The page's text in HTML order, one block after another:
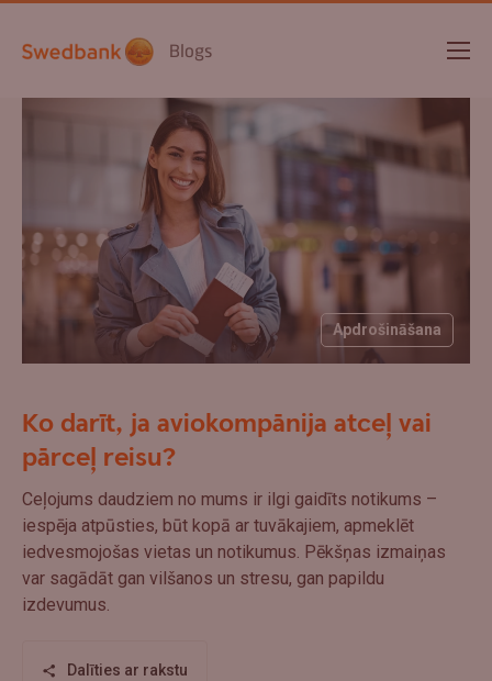
Blogs
Apdrošināšana
Ko darīt, ja aviokompānija atceļ vai
pārceļ reisu?
Ceļojums daudziem no mums ir ilgi gaidīts notikums –
iespēja atpūsties, būt kopā ar tuvākajiem, apmeklēt
iedvesmojošas vietas un notikumus. Pēkšņas izmaiņas
var sagādāt gan vilšanos un stresu, gan papildu
izdevumus.
Dalīties ar rakstu